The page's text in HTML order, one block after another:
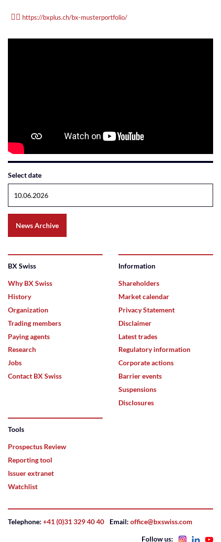
👉🏽 https://bxplus.ch/bx-musterportfolio/
Select date
News Archive
BX Swiss
Why BX Swiss
History
Organization
Trading members
Paying agents
Research
Jobs
Contact BX Swiss
Information
Shareholders
Market calendar
Privacy Statement
Disclaimer
Latest trades
Regulatory information
Corporate actions
Barrier events
Suspensions
Disclosures
Tools
Prospectus Review
Reporting tool
Issuer extranet
Watchlist
Telephone: +41 (0)31 329 40 40 Email: office@bxswiss.com
Follow us: